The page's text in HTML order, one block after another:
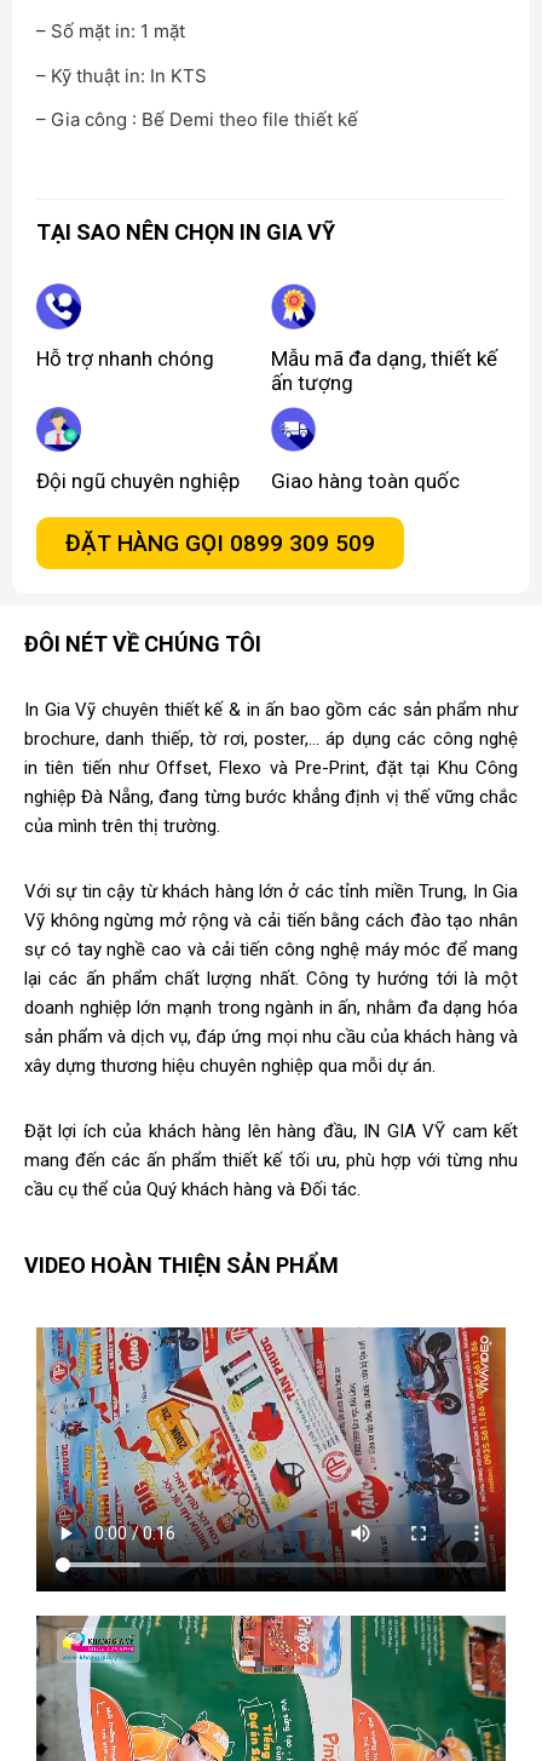
– Số mặt in: 1 mặt
– Kỹ thuật in: In KTS
– Gia công : Bế Demi theo file thiết kế
TẠI SAO NÊN CHỌN IN GIA VỸ
Hỗ trợ nhanh chóng
Mẫu mã đa dạng, thiết kế
ấn tượng
Đội ngũ chuyên nghiệp Giao hàng toàn quốc
ĐẶT HÀNG GỌI 0899 309 509
ĐÔI NÉT VỀ CHÚNG TÔI
In Gia Vỹ chuyên thiết kế & in ấn bao gồm các sản phẩm như
brochure, danh thiếp, tờ rơi, poster,... áp dụng các công nghệ
in tiên tiến như Offset, Flexo và Pre-Print, đặt tại Khu Công
nghiệp Đà Nẵng, đang từng bước khẳng định vị thế vững chắc
của mình trên thị trường.
Với sự tin cậy từ khách hàng lớn ở các tỉnh miền Trung, In Gia
Vỹ không ngừng mở rộng và cải tiến bằng cách đào tạo nhân
sự có tay nghề cao và cải tiến công nghệ máy móc để mang
lại các ấn phẩm chất lượng nhất. Công ty hướng tới là một
doanh nghiệp lớn mạnh trong ngành in ấn, nhằm đa dạng hóa
sản phẩm và dịch vụ, đáp ứng mọi nhu cầu của khách hàng và
xây dựng thương hiệu chuyên nghiệp qua mỗi dự án.
Đặt lợi ích của khách hàng lên hàng đầu, IN GIA VỸ cam kết
mang đến các ấn phẩm thiết kế tối ưu, phù hợp với từng nhu
cầu cụ thể của Quý khách hàng và Đối tác.
VIDEO HOÀN THIỆN SẢN PHẨM